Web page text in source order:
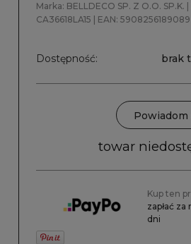
Marka: BELLDECO SP. Z O.O. SP.K.
CA36618LA15
| EAN: 5908256189089
Dostępność: brak
towar
Kup ten
zapłać
dni